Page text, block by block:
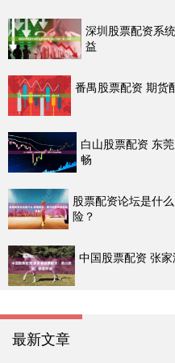
深圳股票配资系
益
番禺股票配资 期货
白山股票配资 东
畅
股票配资论坛是什
险？
中国股票配资 张
最新文章